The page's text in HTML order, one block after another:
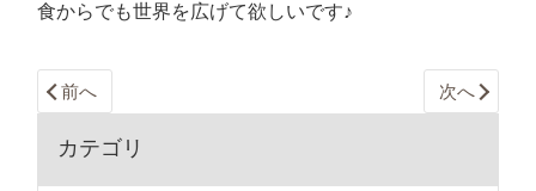
食からでも世界を広げて欲しいです♪
前へ 次へ
カテゴリ